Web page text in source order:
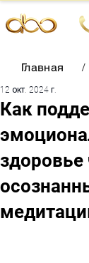
Главная /
Как
здоровье
12 окт. 2024 г.